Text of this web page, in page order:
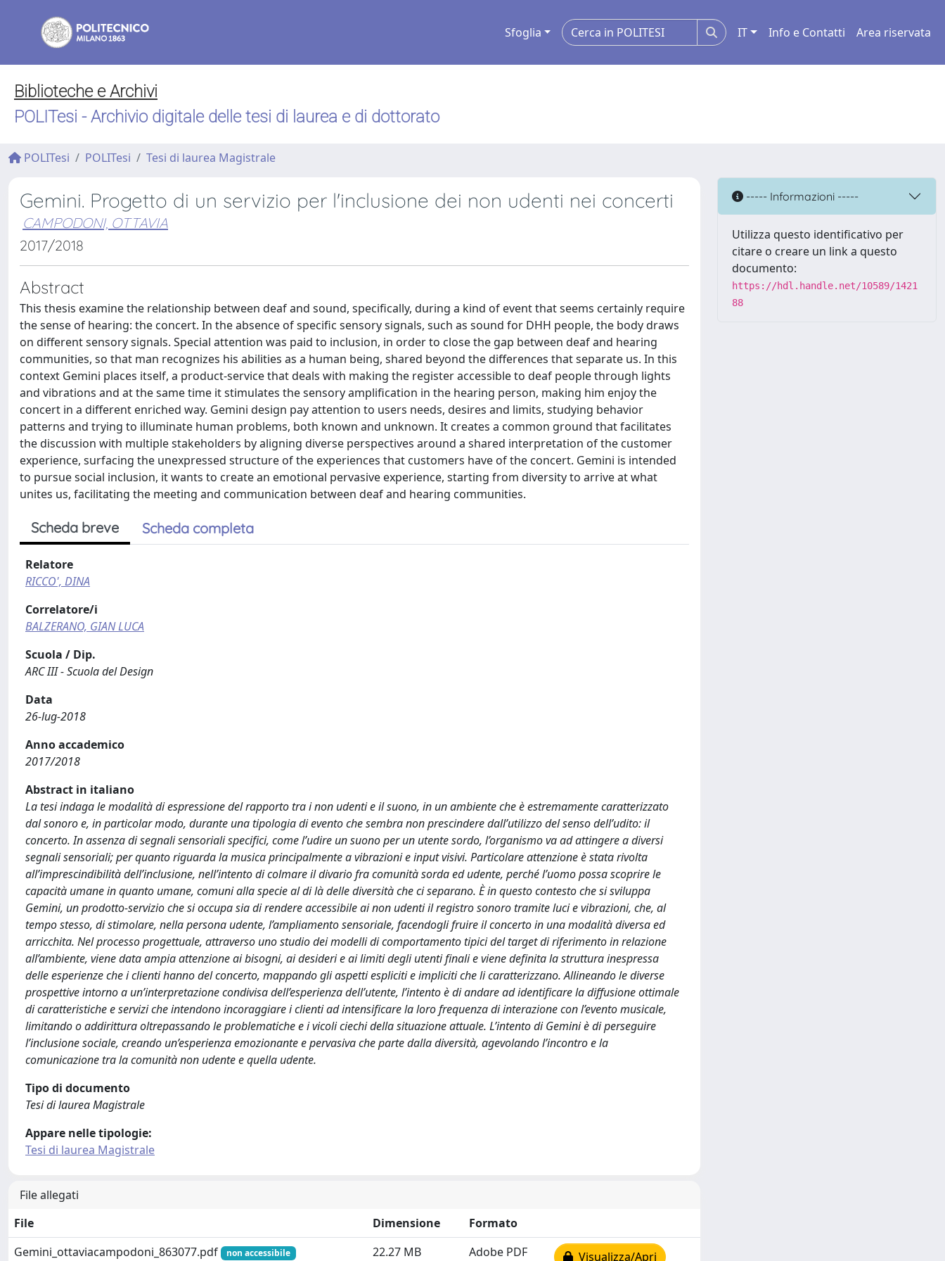
Sfoglia IT Info e Contatti Area riservata
Biblioteche e Archivi
POLITesi - Archivio digitale delle tesi di laurea e di dottorato
POLITesi POLITesi Tesi di laurea Magistrale
Gemini. Progetto di un servizio per l'inclusione dei non udenti nei concerti
CAMPODONI, OTTAVIA
2017/2018
Abstract
This thesis examine the relationship between deaf and sound, specifically, during a kind of event that seems certainly require
the sense of hearing: the concert. In the absence of specific sensory signals, such as sound for DHH people, the body draws
on different sensory signals. Special attention was paid to inclusion, in order to close the gap between deaf and hearing
communities, so that man recognizes his abilities as a human being, shared beyond the differences that separate us. In this
context Gemini places itself, a product-service that deals with making the register accessible to deaf people through lights
and vibrations and at the same time it stimulates the sensory amplification in the hearing person, making him enjoy the
concert in a different enriched way. Gemini design pay attention to users needs, desires and limits, studying behavior
patterns and trying to illuminate human problems, both known and unknown. It creates a common ground that facilitates
the discussion with multiple stakeholders by aligning diverse perspectives around a shared interpretation of the customer
experience, surfacing the unexpressed structure of the experiences that customers have of the concert. Gemini is intended
to pursue social inclusion, it wants to create an emotional pervasive experience, starting from diversity to arrive at what
unites us, facilitating the meeting and communication between deaf and hearing communities.
Scheda breve Scheda completa
Relatore
RICCO', DINA
Correlatore/i
BALZERANO, GIAN LUCA
Scuola / Dip.
ARC III - Scuola del Design
Data
26-lug-2018
Anno accademico
2017/2018
Abstract in italiano
La tesi indaga le modalità di espressione del rapporto tra i non udenti e il suono, in un ambiente che è estremamente caratterizzato
dal sonoro e, in particolar modo, durante una tipologia di evento che sembra non prescindere dall’utilizzo del senso dell’udito: il
concerto. In assenza di segnali sensoriali specifici, come l’udire un suono per un utente sordo, l’organismo va ad attingere a diversi
segnali sensoriali; per quanto riguarda la musica principalmente a vibrazioni e input visivi. Particolare attenzione è stata rivolta
all’imprescindibilità dell’inclusione, nell’intento di colmare il divario fra comunità sorda ed udente, perché l’uomo possa scoprire le
capacità umane in quanto umane, comuni alla specie al di là delle diversità che ci separano. È in questo contesto che si sviluppa
Gemini, un prodotto-servizio che si occupa sia di rendere accessibile ai non udenti il registro sonoro tramite luci e vibrazioni, che, al
tempo stesso, di stimolare, nella persona udente, l’ampliamento sensoriale, facendogli fruire il concerto in una modalità diversa ed
arricchita. Nel processo progettuale, attraverso uno studio dei modelli di comportamento tipici del target di riferimento in relazione
all’ambiente, viene data ampia attenzione ai bisogni, ai desideri e ai limiti degli utenti finali e viene definita la struttura inespressa
delle esperienze che i clienti hanno del concerto, mappando gli aspetti espliciti e impliciti che li caratterizzano. Allineando le diverse
prospettive intorno a un’interpretazione condivisa dell’esperienza dell’utente, l’intento è di andare ad identificare la diffusione ottimale
di caratteristiche e servizi che intendono incoraggiare i clienti ad intensificare la loro frequenza di interazione con l’evento musicale,
limitando o addirittura oltrepassando le problematiche e i vicoli ciechi della situazione attuale. L’intento di Gemini è di perseguire
l’inclusione sociale, creando un’esperienza emozionante e pervasiva che parte dalla diversità, agevolando l’incontro e la
comunicazione tra la comunità non udente e quella udente.
Tipo di documento
Tesi di laurea Magistrale
Appare nelle tipologie:
Tesi di laurea Magistrale
File allegati
File
Dimensione
Formato
Gemini_ottaviacampodoni_863077.pdf
non accessibile 22.27 MB Adobe PDF Visualizza/Apri
----- Informazioni -----
Utilizza questo identificativo per
citare o creare un link a questo
documento:
https://hdl.handle.net/10589/1421
88